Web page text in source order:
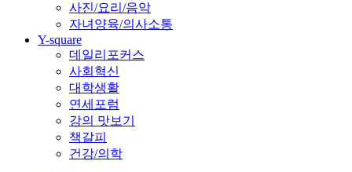
사진/요리/음악
자녀양육/의사소통
Y-square
데일리포커스
사회혁신
대학생활
연세포럼
강의 맛보기
책갈피
건강/의학